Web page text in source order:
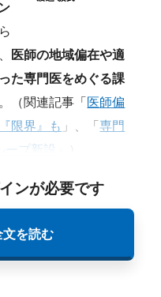
医師の地域偏在や適
た専門医をめぐる課
（関連記事「 医師偏
限界』も 」、「専門
ープ新設
ンが必要です
文を読む